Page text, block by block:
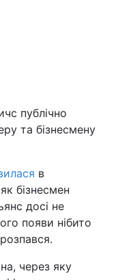
публічно
та бізнесмену
в
бізнесмен
досі не
появи нібито
через яку